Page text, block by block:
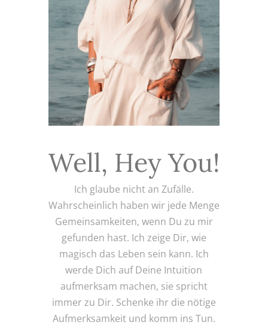
Well, Hey You!
Ich glaube nicht an Zufälle.
Wahrscheinlich haben wir jede Menge
Gemeinsamkeiten, wenn Du zu mir
gefunden hast. Ich zeige Dir, wie
magisch das Leben sein kann. Ich
werde Dich auf Deine Intuition
aufmerksam machen, sie spricht
immer zu Dir. Schenke ihr die nötige
Aufmerksamkeit und komm ins Tun.